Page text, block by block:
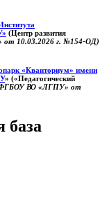
(Центр развития
10.03.2026 г. №154-ОД)
«Кванториум» имени
» («Педагогический
ФГБОУ ВО «ЛГПУ» от
база